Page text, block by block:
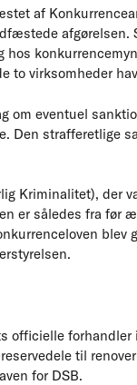
af
to virksomheder
om eventuel
Den strafferetlige
Kriminalitet), der
er således fra før
blev
officielle
til
for DSB.